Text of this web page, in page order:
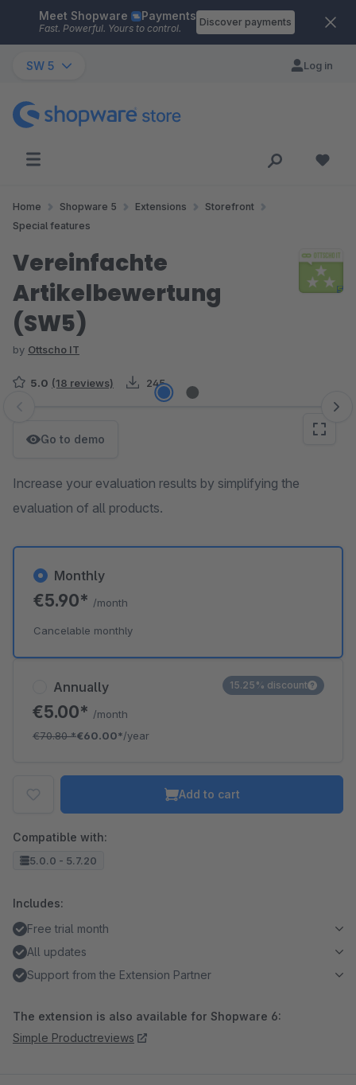
Skip to main content
Meet Shopware Payments
Fast. Powerful. Yours to control.
Discover payments
SW 5 Log in
Home Shopware 5 Extensions
Storefront
Special features
Vereinfachte
Artikelbewertung
(SW5)
by Ottscho IT
5.0 (18 reviews) 245
Skip image gallery
Go to demo
Increase your evaluation results by simplifying the
evaluation of all products.
Annually
€5.00* /month
€70.80*€60.00*/year
15.25% discount
Monthly
€5.90* /month
Cancelable monthly
Add to cart
Compatible with:
5.0.0 - 5.7.20
Includes:
Free trial month
All updates
Support from the Extension Partner
The extension is also available for Shopware 6:
Simple Productreviews